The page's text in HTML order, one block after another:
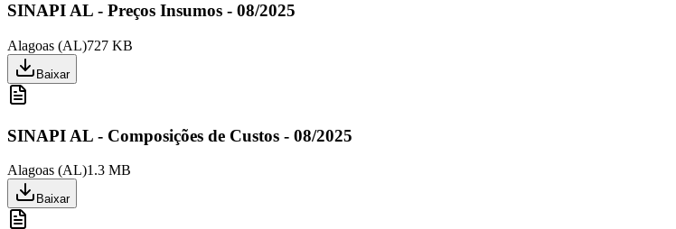
SINAPI AL - Preços Insumos - 08/2025
Alagoas (AL)727 KB
Baixar
SINAPI AL - Composições de Custos - 08/2025
Alagoas (AL)1.3 MB
Baixar